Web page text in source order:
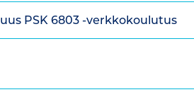
PSK 6803 -verkkokoulutus